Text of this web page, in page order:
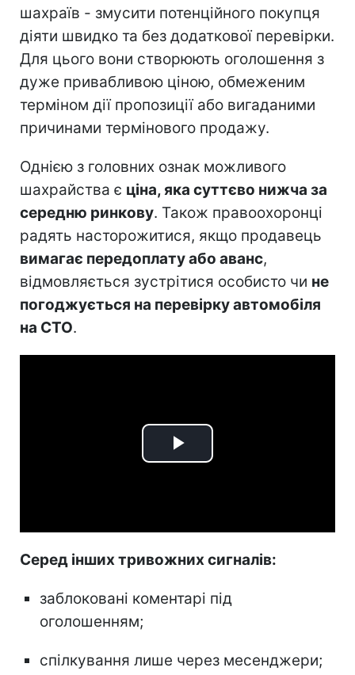
шахраїв - змусити потенційного покупця
діяти швидко та без додаткової перевірки.
Для цього вони створюють оголошення з
дуже привабливою ціною, обмеженим
терміном дії пропозиції або вигаданими
причинами термінового продажу.
Однією з головних ознак можливого
шахрайства є ціна, яка суттєво нижча за
середню ринкову. Також правоохоронці
радять насторожитися, якщо продавець
вимагає передоплату або аванс,
відмовляється зустрітися особисто чи не
погоджується на перевірку автомобіля
на СТО.
Play
Серед інших тривожних сигналів:
заблоковані коментарі під
оголошенням;
спілкування лише через месенджери;